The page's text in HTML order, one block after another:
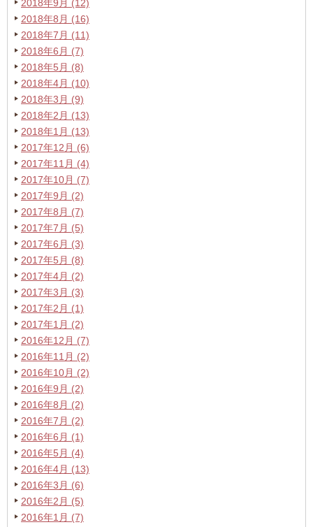
2018年9月 (12)
2018年8月 (16)
2018年7月 (11)
2018年6月 (7)
2018年5月 (8)
2018年4月 (10)
2018年3月 (9)
2018年2月 (13)
2018年1月 (13)
2017年12月 (6)
2017年11月 (4)
2017年10月 (7)
2017年9月 (2)
2017年8月 (7)
2017年7月 (5)
2017年6月 (3)
2017年5月 (8)
2017年4月 (2)
2017年3月 (3)
2017年2月 (1)
2017年1月 (2)
2016年12月 (7)
2016年11月 (2)
2016年10月 (2)
2016年9月 (2)
2016年8月 (2)
2016年7月 (2)
2016年6月 (1)
2016年5月 (4)
2016年4月 (13)
2016年3月 (6)
2016年2月 (5)
2016年1月 (7)